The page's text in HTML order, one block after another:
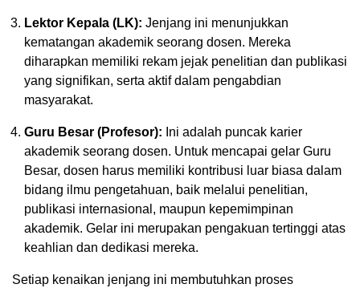
Lektor Kepala (LK): Jenjang ini menunjukkan
kematangan akademik seorang dosen. Mereka
diharapkan memiliki rekam jejak penelitian dan publikasi
yang signifikan, serta aktif dalam pengabdian
masyarakat.
Guru Besar (Profesor): Ini adalah puncak karier
akademik seorang dosen. Untuk mencapai gelar Guru
Besar, dosen harus memiliki kontribusi luar biasa dalam
bidang ilmu pengetahuan, baik melalui penelitian,
publikasi internasional, maupun kepemimpinan
akademik. Gelar ini merupakan pengakuan tertinggi atas
keahlian dan dedikasi mereka.
Setiap kenaikan jenjang ini membutuhkan proses